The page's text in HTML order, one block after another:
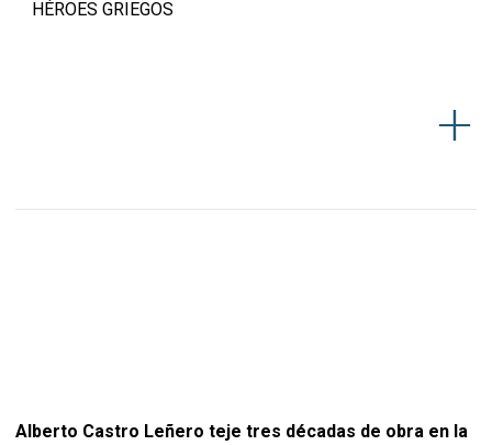
HÉROES GRIEGOS
Alberto Castro Leñero teje tres décadas de obra en la